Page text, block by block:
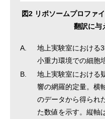
図2 リボソームプロファ
翻訳に与
A.
地上実験室における
小重力環境での細胞
B.
地上実験室における
響の網羅的定量。横
のデータから得られ
た数値を示す。縦軸